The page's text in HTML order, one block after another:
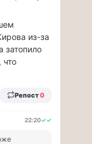
из-за
затопило
что
Репост0
22:20✓✓